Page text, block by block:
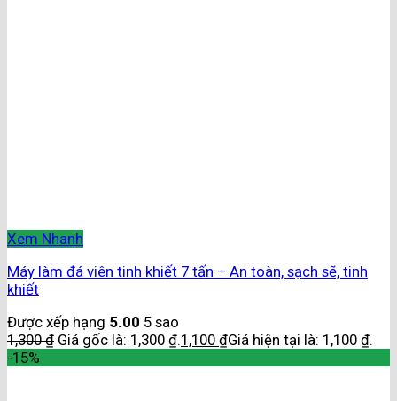
Xem Nhanh
Máy làm đá viên tinh khiết 7 tấn – An toàn, sạch sẽ, tinh
khiết
Được xếp hạng 5.00 5 sao
1,300₫ Giá gốc là: 1,300 ₫.1,100 ₫Giá hiện tại là: 1,100 ₫.
-15%